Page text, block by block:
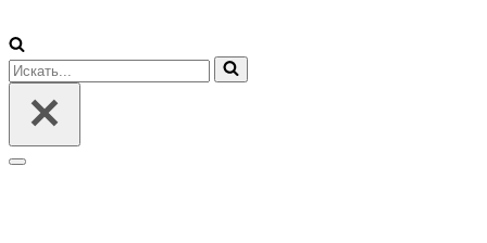
Искать...
Меню